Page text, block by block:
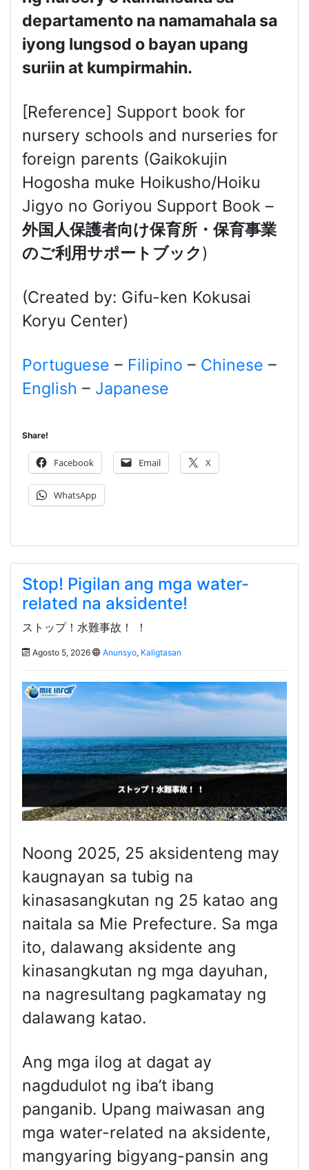
departamento na namamahala sa
iyong lungsod o bayan upang
suriin at kumpirmahin.
[Reference] Support book for
nursery schools and nurseries for
foreign parents (Gaikokujin
Hogosha muke Hoikusho/Hoiku
Jigyo no Goriyou Support Book –
外国人保護者向け保育所・保育事業
のご利用サポートブック)
(Created by: Gifu-ken Kokusai
Koryu Center)
Portuguese – Filipino – Chinese –
English – Japanese
Share!
Facebook Email X
WhatsApp
Stop! Pigilan ang mga water-
related na aksidente!
ストップ！水難事故！ ！
Agosto 5, 2026 Anunsyo, Kaligtasan
Noong 2025, 25 aksidenteng may
kaugnayan sa tubig na
kinasasangkutan ng 25 katao ang
naitala sa Mie Prefecture. Sa mga
ito, dalawang aksidente ang
kinasangkutan ng mga dayuhan,
na nagresultang pagkamatay ng
dalawang katao.
Ang mga ilog at dagat ay
nagdudulot ng iba’t ibang
panganib. Upang maiwasan ang
mga water-related na aksidente,
mangyaring bigyang-pansin ang